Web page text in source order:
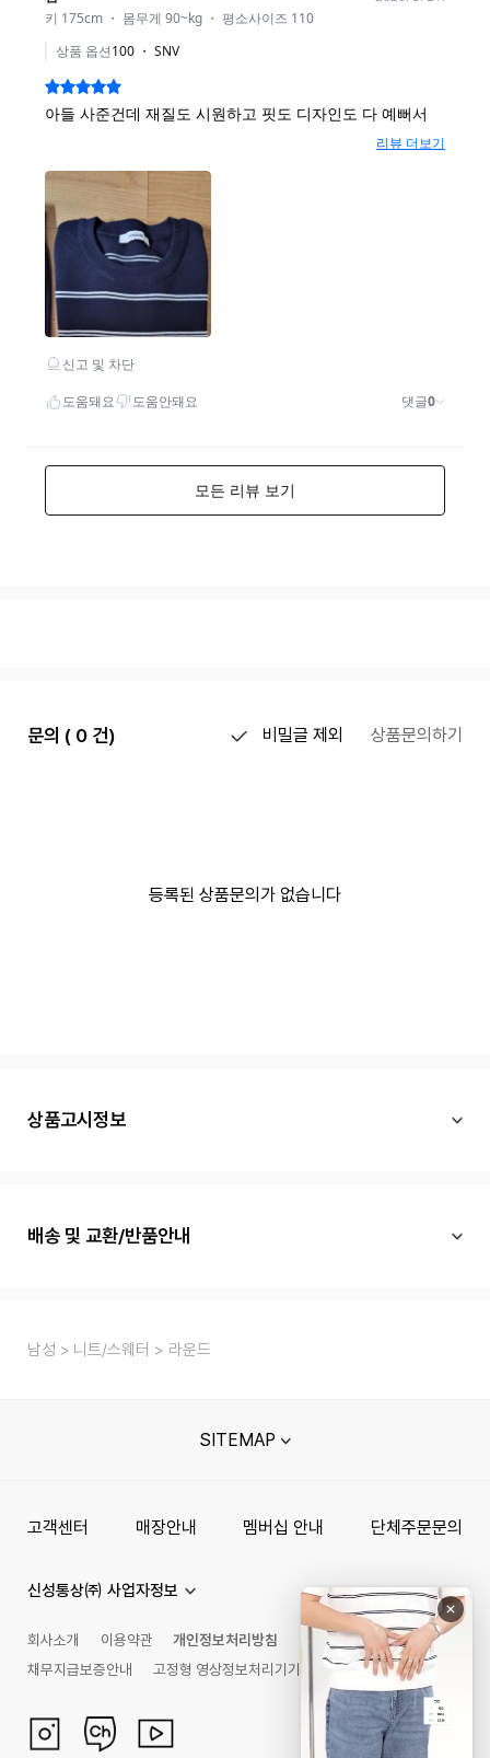
문의 ( 0 건) 비밀글 제외 상품문의하기
등록된 상품문의가 없습니다
상품고시정보
배송 및 교환/반품안내
남성 니트/스웨터 라운드
SITEMAP
고객센터 매장안내 멤버십 안내 단체주문문의
신성통상㈜ 사업자정보
회사소개 이용약관
개인정보처리방침
채무지급보증안내
고정형 영상정보처리기기 운영관리 방침